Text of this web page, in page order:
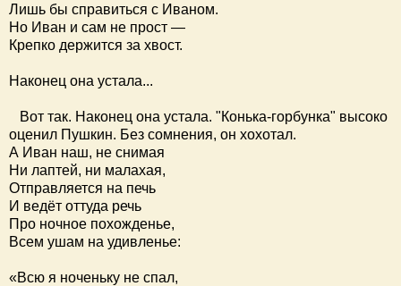
Лишь бы справиться с Иваном.
Но Иван и сам не прост —
Крепко держится за хвост.
Наконец она устала...
Вот так. Наконец она устала. "Конька-горбунка" высоко
оценил Пушкин. Без сомнения, он хохотал.
А Иван наш, не снимая
Ни лаптей, ни малахая,
Отправляется на печь
И ведёт оттуда речь
Про ночное похожденье,
Всем ушам на удивленье:
«Всю я ноченьку не спал,